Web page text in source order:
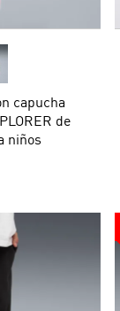
capucha
de
niños